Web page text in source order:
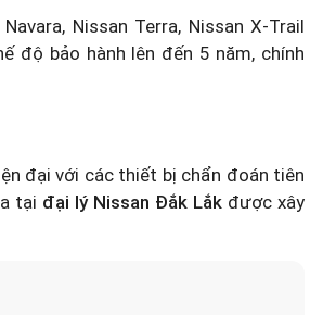
Nissan Terra, Nissan X-Trail
độ bảo hành lên đến 5 năm, chính
đại với các thiết bị chẩn đoán tiên
tại đại lý Nissan Đắk Lắkđược xây